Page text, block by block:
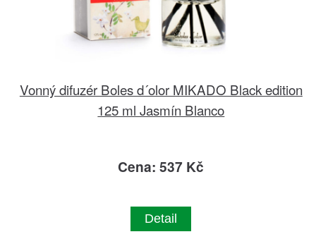
Vonný difuzér Boles d´olor MIKADO Black edition
125 ml Jasmín Blanco
Cena: 537 Kč
Detail